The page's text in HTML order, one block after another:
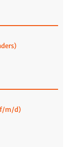
m/d)